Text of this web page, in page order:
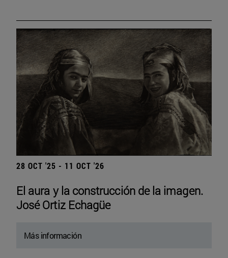
28 OCT '25 - 11 OCT '26
El aura y la construcción de la imagen.
José Ortiz Echagüe
Más información